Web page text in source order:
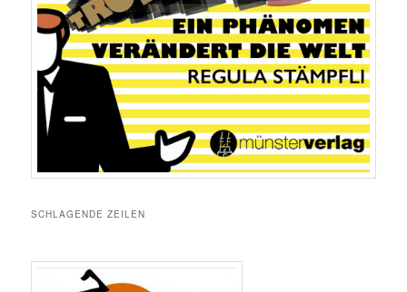
SCHLAGENDE ZEILEN